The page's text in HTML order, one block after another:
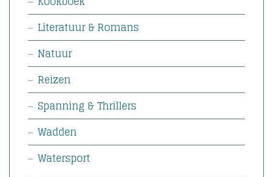
Literatuur & Romans
Natuur
Reizen
Spanning & Thrillers
Wadden
Watersport